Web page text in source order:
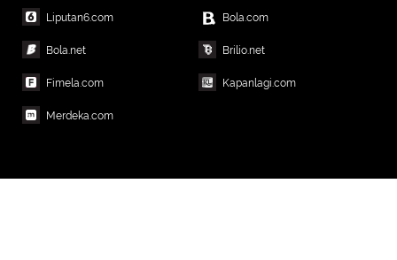
Liputan6.com Bola.com
Bola.net Brilio.net
Fimela.com Kapanlagi.com
Merdeka.com